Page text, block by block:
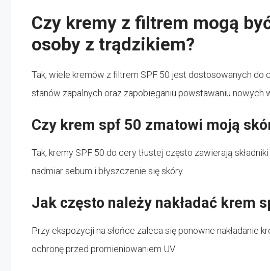
Czy kremy z filtrem mogą
osoby z trądzikiem?
Tak, wiele kremów z filtrem SPF 50 jest dostosowanych do
stanów zapalnych oraz zapobieganiu powstawaniu nowych
Czy krem spf 50 zmatowi moją
Tak, kremy SPF 50 do cery tłustej często zawierają
nadmiar sebum i błyszczenie się skóry.
Jak często należy nakładać krem
Przy ekspozycji na słońce zaleca się ponowne nakładanie
ochronę przed promieniowaniem UV.